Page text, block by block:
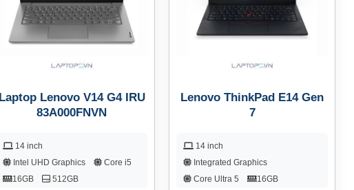
Laptop Lenovo V14 G4 IRU
83A000FNVN
14 inch
Intel UHD Graphics
Core i5
16GB
512GB
Lenovo ThinkPad E14 Gen
7
14 inch
Integrated Graphics
Core Ultra 5
16GB